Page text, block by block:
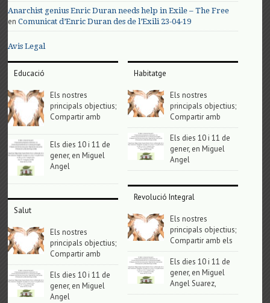
Anarchist genius Enric Duran needs help in Exile – The Free
enComunicat d’Enric Duran des de l’Exili 23-04-19
Avis Legal
Educació
Els nostres
principals objectius;
Compartir amb
Els dies 10 i 11 de
gener, en Miguel
Angel
Salut
Els nostres
principals objectius;
Compartir amb
Els dies 10 i 11 de
gener, en Miguel
Angel
Habitatge
Els nostres
principals objectius;
Compartir amb
Els dies 10 i 11 de
gener, en Miguel
Angel
Revolució Integral
Els nostres
principals objectius;
Compartir amb els
Els dies 10 i 11 de
gener, en Miguel
Angel Suarez,